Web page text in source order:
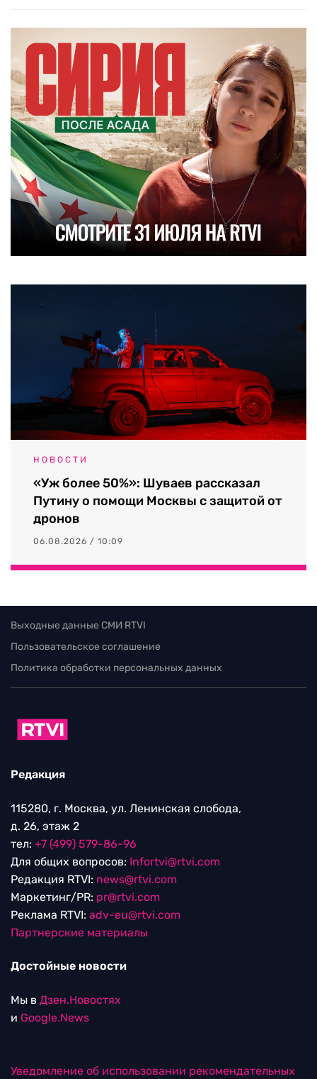
НОВОСТИ
«Уж более 50%»: Шуваев рассказал
Путину о помощи Москвы с защитой от
дронов
06.08.2026 / 10:09
Выходные данные СМИ RTVI
Пользовательское соглашение
Политика обработки персональных данных
Редакция
115280, г. Москва, ул. Ленинская слобода,
д. 26, этаж 2
тел: +7 (499) 579-86-96
Для общих вопросов: Infortvi@rtvi.com
Редакция RTVI: news@rtvi.com
Маркетинг/PR: pr@rtvi.com
Реклама RTVI: adv-eu@rtvi.com
Партнерские материалы
Достойные новости
Мы в Дзен.Новостях
и Google.News
Уведомление об использовании рекомендательных